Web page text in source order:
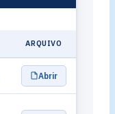
ARQUIVO
Abrir